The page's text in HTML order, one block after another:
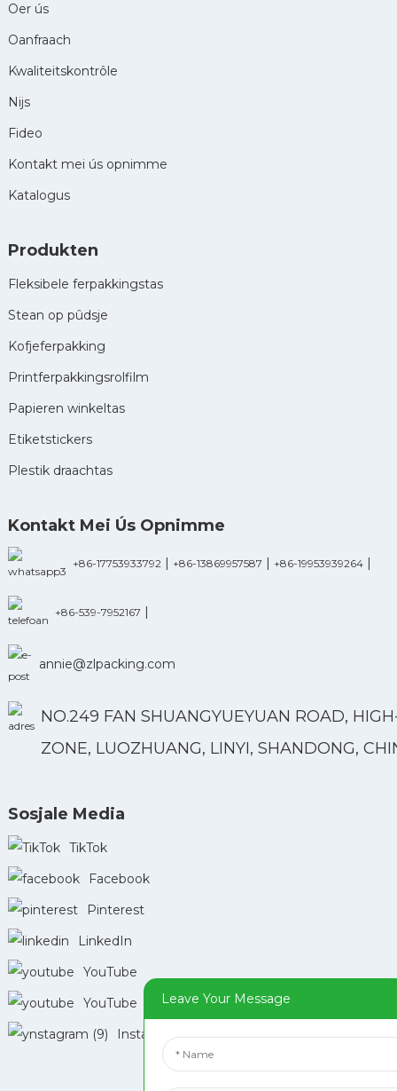
Oer ús
Oanfraach
Kwaliteitskontrôle
Nijs
Fideo
Kontakt mei ús opnimme
Katalogus
Produkten
Fleksibele ferpakkingstas
Stean op pûdsje
Kofjeferpakking
Printferpakkingsrolfilm
Papieren winkeltas
Etiketstickers
Plestik draachtas
Kontakt Mei Ús Opnimme
+86-17753933792| +86-13869957587 | +86-19953939264|
+86-539-7952167 |
annie@zlpacking.com
NO.249 FAN SHUANGYUEYUAN ROAD,
ZONE, LUOZHUANG, LINYI, SHANDONG,
Sosjale Media
TikTok
Facebook
Pinterest
LinkedIn
YouTube
YouTube
Instagram
Leave Your Message